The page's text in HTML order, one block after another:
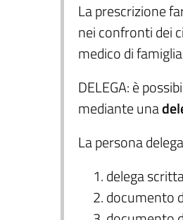
La prescrizione
nei confronti dei
medico di
DELEGA: è
mediante una
La persona
delega
documento